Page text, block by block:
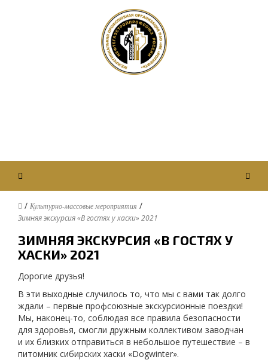
/ Культурно-массовые мероприятия /
Зимняя экскурсия «В гостях у хаски» 2021
ЗИМНЯЯ ЭКСКУРСИЯ «В ГОСТЯХ У
ХАСКИ» 2021
Дорогие друзья!
В эти выходные случилось то, что мы с вами так долго
ждали – первые профсоюзные экскурсионные поездки!
Мы, наконец-то, соблюдая все правила безопасности
для здоровья, смогли дружным коллективом заводчан
и их близких отправиться в небольшое путешествие – в
питомник сибирских хаски «Dogwinter».